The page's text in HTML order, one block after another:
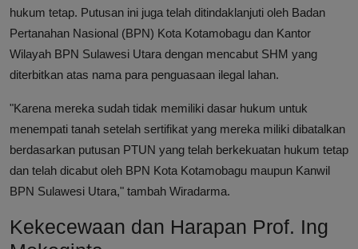
hukum tetap. Putusan ini juga telah ditindaklanjuti oleh Badan
Pertanahan Nasional (BPN) Kota Kotamobagu dan Kantor
Wilayah BPN Sulawesi Utara dengan mencabut SHM yang
diterbitkan atas nama para penguasaan ilegal lahan.
"Karena mereka sudah tidak memiliki dasar hukum untuk
menempati tanah setelah sertifikat yang mereka miliki dibatalkan
berdasarkan putusan PTUN yang telah berkekuatan hukum tetap
dan telah dicabut oleh BPN Kota Kotamobagu maupun Kanwil
BPN Sulawesi Utara," tambah Wiradarma.
Kekecewaan dan Harapan Prof. Ing